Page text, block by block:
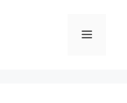
메